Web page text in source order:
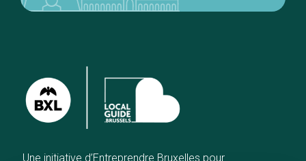
Une initiative d’Entreprendre Bruxelles pour